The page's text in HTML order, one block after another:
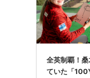
全英制覇！
ていた「